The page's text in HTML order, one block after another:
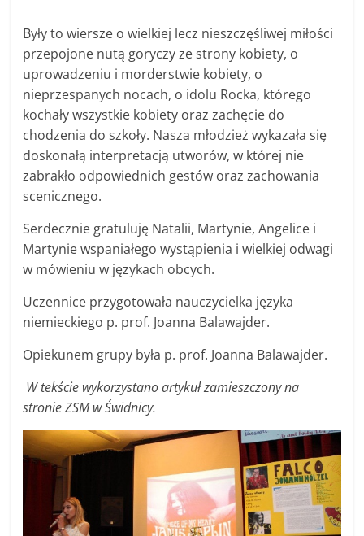
Były to wiersze o wielkiej lecz nieszczęśliwej miłości
przepojone nutą goryczy ze strony kobiety, o
uprowadzeniu i morderstwie kobiety, o
nieprzespanych nocach, o idolu Rocka, którego
kochały wszystkie kobiety oraz zachęcie do
chodzenia do szkoły. Nasza młodzież wykazała się
doskonałą interpretacją utworów, w której nie
zabrakło odpowiednich gestów oraz zachowania
scenicznego.
Serdecznie gratuluję Natalii, Martynie, Angelice i
Martynie wspaniałego wystąpienia i wielkiej odwagi
w mówieniu w językach obcych.
Uczennice przygotowała nauczycielka języka
niemieckiego p. prof. Joanna Balawajder.
Opiekunem grupy była p. prof. Joanna Balawajder.
W tekście wykorzystano artykuł zamieszczony na
stronie ZSM w Świdnicy.